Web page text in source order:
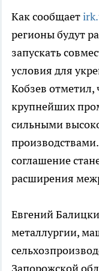
Как сообщает
регионы будут
запускать
условия для
Кобзев
крупнейших
сильными
соглашение
расширения
Евгений
металлургии,
Запорожской